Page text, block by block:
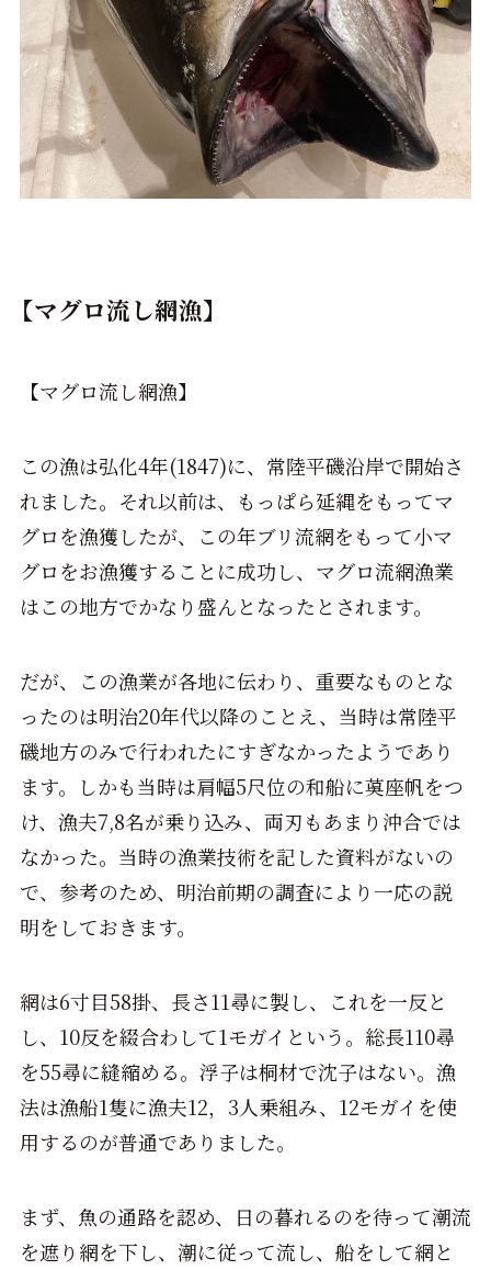
【マグロ流し網漁】
【マグロ流し網漁】
この漁は弘化4年(1847)に、常陸平磯沿岸で開始さ
れました。それ以前は、もっぱら延縄をもってマ
グロを漁獲したが、この年ブリ流網をもって小マ
グロをお漁獲することに成功し、マグロ流網漁業
はこの地方でかなり盛んとなったとされます。
だが、この漁業が各地に伝わり、重要なものとな
ったのは明治20年代以降のことえ、当時は常陸平
磯地方のみで行われたにすぎなかったようであり
ます。しかも当時は肩幅5尺位の和船に茣座帆をつ
け、漁夫7,8名が乗り込み、両刃もあまり沖合では
なかった。当時の漁業技術を記した資料がないの
で、参考のため、明治前期の調査により一応の説
明をしておきます。
網は6寸目58掛、長さ11尋に製し、これを一反と
し、10反を綴合わして1モガイという。総長110尋
を55尋に縫縮める。浮子は桐材で沈子はない。漁
法は漁船1隻に漁夫12，3人乗組み、12モガイを使
用するのが普通でありました。
まず、魚の通路を認め、日の暮れるのを待って潮流
を遮り網を下し、潮に従って流し、船をして網と